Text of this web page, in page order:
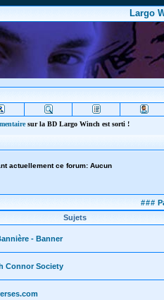
Largo
sur la BD Largo Winch est sorti !
actuellement ce forum: Aucun
###
Sujets
- Banner
Connor Society